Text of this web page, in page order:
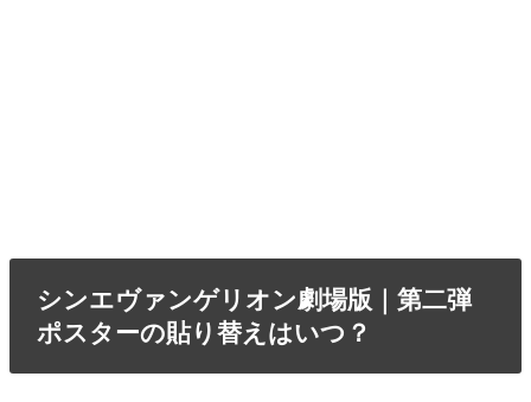
シンエヴァンゲリオン劇場版｜第二弾
ポスターの貼り替えはいつ？